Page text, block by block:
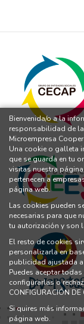
Bienvenida/o a la
responsabilidad de
Microempresa
Una cookie o galleta
que se guarda en tu
visitas nuestra
pertenecen a
página web.
Las cookies pueden
necesarias para que
tu autorización y son
El resto de cookies
personalizarla en
publicidad ajustada
Puedes aceptar
configurarlas o
CONFIGURACIÓN DE
Si quires más
página web.